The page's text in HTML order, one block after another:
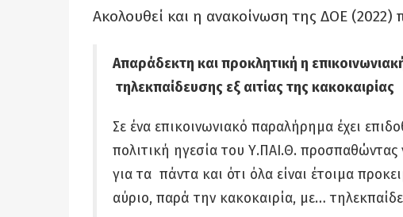
Ακολουθεί και η ανακοίνωση της ΔΟΕ (2022)
Απαράδεκτη και προκλητική η
τηλεκπαίδευσης εξ αιτίας της κακοκαιρίας
Σε ένα επικοινωνιακό παραλήρημα έχει
πολιτική ηγεσία του Υ.ΠΑΙ.Θ. προσπαθώντας
για τα πάντα και ότι όλα είναι έτοιμα
αύριο, παρά την κακοκαιρία, με…